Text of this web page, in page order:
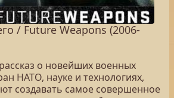
/ Future Weapons (2006-
о новейших военных
НАТО, науке и технологиях,
создавать самое совершенное